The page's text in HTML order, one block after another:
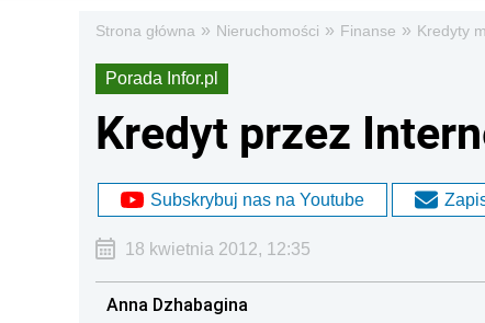
Strona główna » Nieruchomości » Finanse » Kredyty
Porada Infor.pl
Kredyt przez
Subskrybuj nas na Youtube
18 kwietnia 2012, 12:35
Anna Dzhabagina